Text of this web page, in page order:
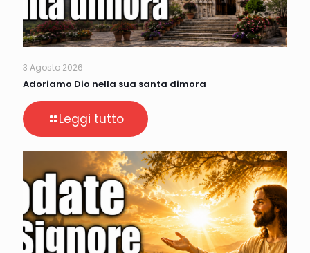
3 Agosto 2026
Adoriamo Dio nella sua santa dimora
Leggi tutto